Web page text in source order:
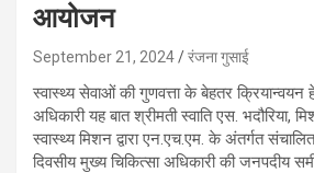
आयोजन
September 21, 2024 रंजना गुसाई
स्वास्थ्य सेवाओं की गुणवत्ता के बेहतर क्रियान्वयन
अधिकारी यह बात श्रीमती स्वाति एस. भदौरिया,
स्वास्थ्य मिशन द्वारा एन.एच.एम. के अंतर्गत
दिवसीय मुख्य चिकित्सा अधिकारी की जनपदीय